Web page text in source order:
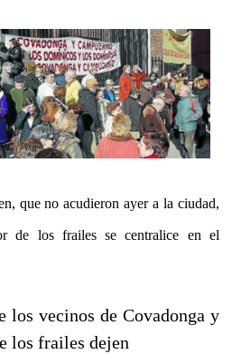
que no acudieron ayer a la ciudad,
de los frailes se centralice en el
los vecinos de Covadonga y
los frailes dejen